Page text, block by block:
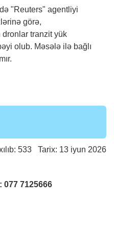
"Reuters" agentliyi
görə,
tranzit yük
olub. Məsələ ilə bağlı
533 Tarix: 13 iyun 2026
077 7125666